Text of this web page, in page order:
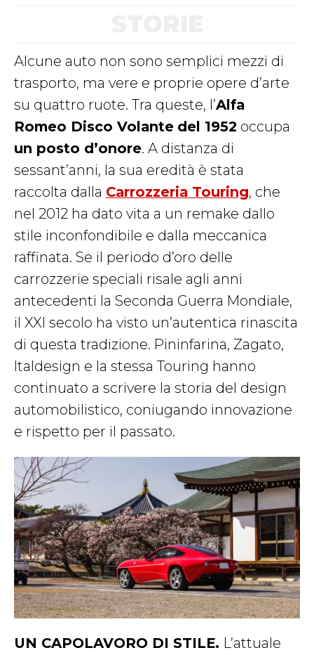
Alcune auto non sono semplici mezzi di
trasporto, ma vere e proprie opere d’arte
su quattro ruote. Tra queste, l’Alfa
Romeo Disco Volante del 1952 occupa
un posto d’onore. A distanza di
sessant’anni, la sua eredità è stata
raccolta dalla Carrozzeria Touring, che
nel 2012 ha dato vita a un remake dallo
stile inconfondibile e dalla meccanica
raffinata. Se il periodo d’oro delle
carrozzerie speciali risale agli anni
antecedenti la Seconda Guerra Mondiale,
il XXI secolo ha visto un’autentica rinascita
di questa tradizione. Pininfarina, Zagato,
Italdesign e la stessa Touring hanno
continuato a scrivere la storia del design
automobilistico, coniugando innovazione
e rispetto per il passato.
UN CAPOLAVORO DI STILE. L’attuale